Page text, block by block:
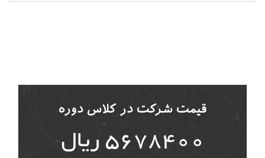
قیمت شرکت در کلاس دوره
5678400 ریال